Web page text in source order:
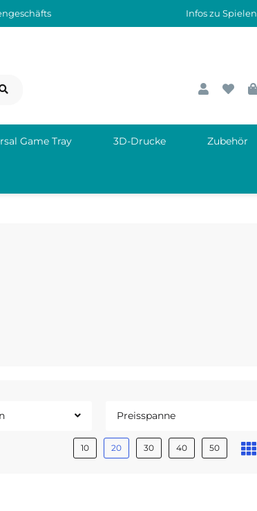
Infos zu Spielen
Game Tray 3D-Drucke Zubehör
Preisspanne
10 20 30 40 50